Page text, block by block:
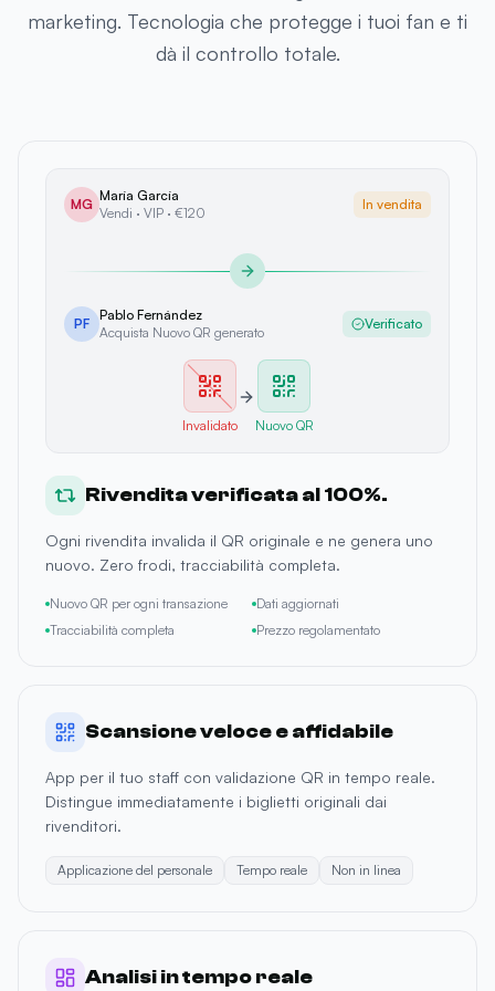
marketing. Tecnologia che protegge i tuoi fan e ti
dà il controllo totale.
MG
María García
Vendi · VIP · €120
In vendita
PF
Pablo Fernández
Acquista Nuovo QR generato
Verificato
Invalidato Nuovo QR
Rivendita verificata al 100%.
Ogni rivendita invalida il QR originale e ne genera uno
nuovo. Zero frodi, tracciabilità completa.
Nuovo QR per ogni transazione
Dati aggiornati
Tracciabilità completa
Prezzo regolamentato
Scansione veloce e affidabile
App per il tuo staff con validazione QR in tempo reale.
Distingue immediatamente i biglietti originali dai
rivenditori.
Applicazione del personale Tempo reale Non in linea
Analisi in tempo reale